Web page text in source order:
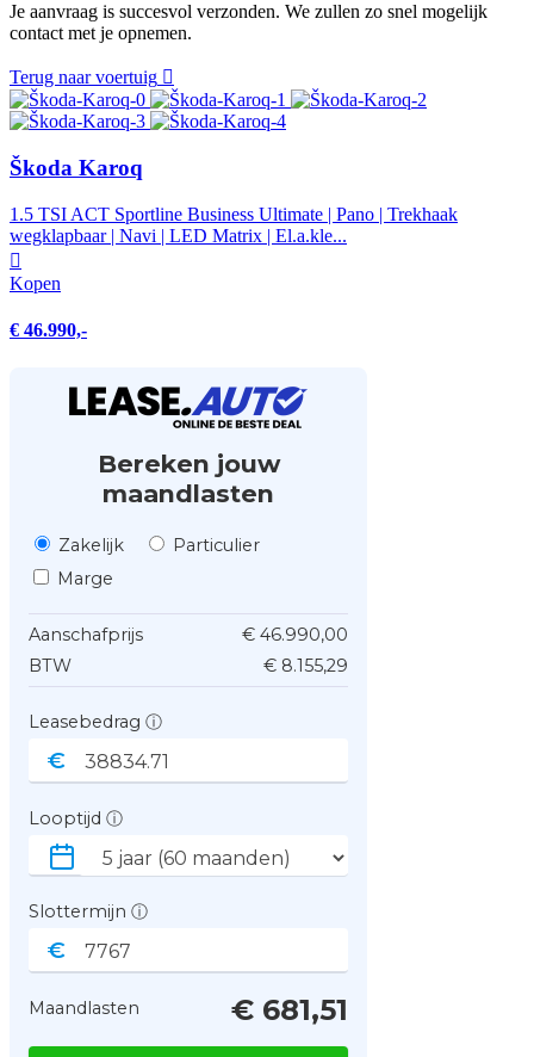
Je aanvraag is succesvol verzonden. We zullen zo snel mogelijk
contact met je opnemen.
Terug naar voertuig
Škoda Karoq
1.5 TSI ACT Sportline Business Ultimate | Pano | Trekhaak
wegklapbaar | Navi | LED Matrix | El.a.kle...
Kopen
€ 46.990,-